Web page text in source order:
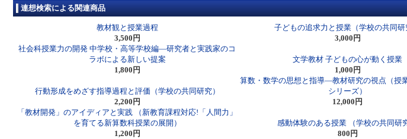
連想検索による関連商品
教材観と授業過程
3,500円
子どもの追求力と授業（学校の共同研
3,000円
社会科授業力の開発 中学校・高等学校編―研究者と実践家のコ
ラボによる新しい提案
1,800円
文学教材 子どもの心が動く授業
1,000円
行動形成をめざす指導過程と評価（学校の共同研究）
2,200円
算数・数学の思想と指導―教材研究の視点（授
シリーズ）
12,000円
「教材開発」のアイディアと実践 （新教育課程対応!「人間力」
を育てる新算数科授業の展開）
1,200円
感動体験のある授業 （学校の共同研
800円